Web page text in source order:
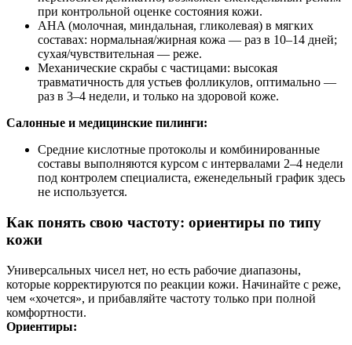
при контрольной оценке состояния кожи.
AHA (молочная, миндальная, гликолевая) в мягких
составах: нормальная/жирная кожа — раз в 10–14 дней;
сухая/чувствительная — реже.
Механические скрабы с частицами: высокая
травматичность для устьев фолликулов, оптимально —
раз в 3–4 недели, и только на здоровой коже.
Салонные и медицинские пилинги:
Средние кислотные протоколы и комбинированные
составы выполняются курсом с интервалами 2–4 недели
под контролем специалиста, еженедельный график здесь
не используется.
Как понять свою частоту: ориентиры по типу
кожи
Универсальных чисел нет, но есть рабочие диапазоны,
которые корректируются по реакции кожи. Начинайте с реже,
чем «хочется», и прибавляйте частоту только при полной
комфортности.
Ориентиры: